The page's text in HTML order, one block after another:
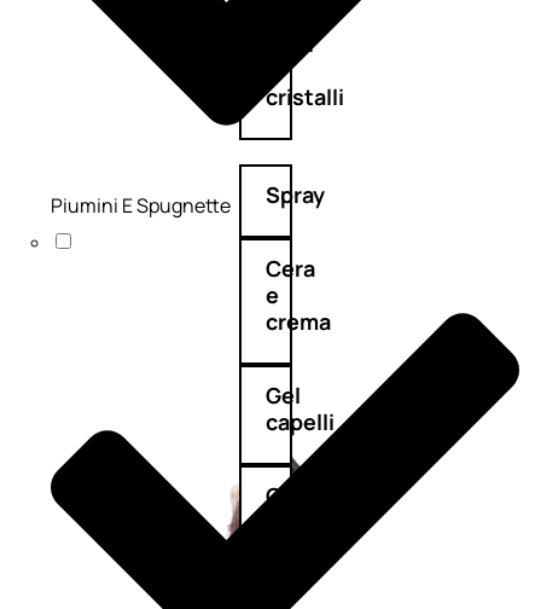
Sieri
cristalli
Spray
Cera
e
crema
Gel
capelli
Colorazione
Piumini E Spugnette